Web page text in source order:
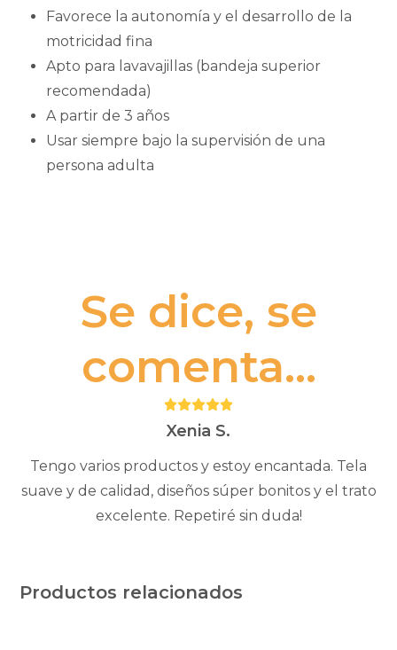
Favorece la autonomía y el desarrollo de la
motricidad fina
Apto para lavavajillas (bandeja superior
recomendada)
A partir de 3 años
Usar siempre bajo la supervisión de una
persona adulta
Se dice, se
comenta...
Puntuación:
5Xenia S.
Tengo varios productos y estoy encantada. Tela
suave y de calidad, diseños súper bonitos y el trato
excelente. Repetiré sin duda!
Productos relacionados